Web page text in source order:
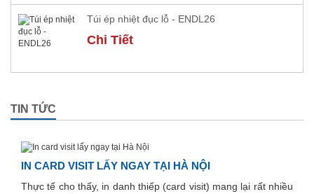
Túi ép nhiệt đục lỗ - ENDL26
Chi Tiết
TIN TỨC
IN CARD VISIT LẤY NGAY TẠI HÀ NỘI
Thực tế cho thấy, in danh thiếp (card visit) mang lại rất nhiều